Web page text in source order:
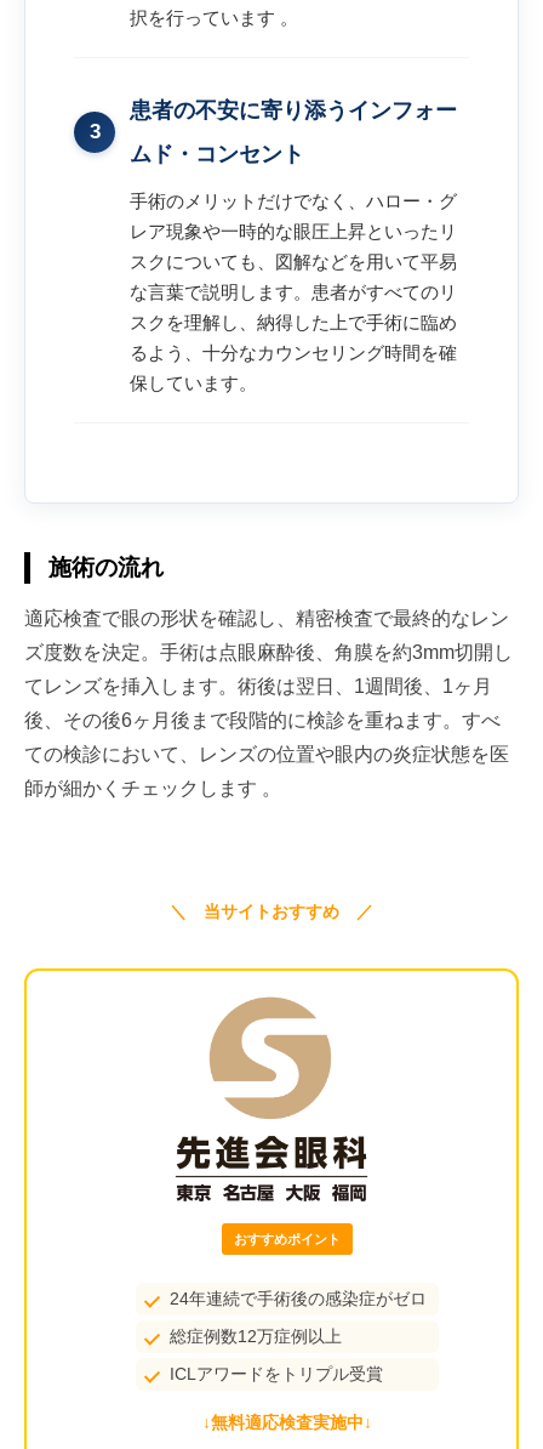
択を行っています 。
3
患者の不安に寄り添うインフォー
ムド・コンセント
手術のメリットだけでなく、ハロー・グ
レア現象や一時的な眼圧上昇といったリ
スクについても、図解などを用いて平易
な言葉で説明します。患者がすべてのリ
スクを理解し、納得した上で手術に臨め
るよう、十分なカウンセリング時間を確
保しています。
施術の流れ
適応検査で眼の形状を確認し、精密検査で最終的なレン
ズ度数を決定。手術は点眼麻酔後、角膜を約3mm切開し
てレンズを挿入します。術後は翌日、1週間後、1ヶ月
後、その後6ヶ月後まで段階的に検診を重ねます。すべ
ての検診において、レンズの位置や眼内の炎症状態を医
師が細かくチェックします 。
＼ 当サイトおすすめ ／
おすすめポイント
24年連続で手術後の感染症がゼロ
総症例数12万症例以上
ICLアワードをトリプル受賞
↓無料適応検査実施中↓